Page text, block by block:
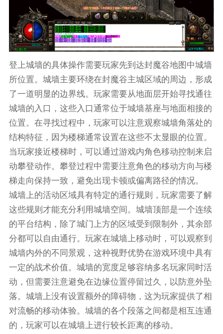
登上城墙的具体操作需要玩家先到达封魔谷地图中城墙
所位置。城墙主要环绕在封魔谷主城区域的周边，形成
了一道明显的边界线。玩家需要从地面层开始寻找通往
城墙的入口，这些入口通常位于城墙基座与地面相接的
位置。在寻找过程中，玩家可以注意观察城墙角落处的
结构特征，因为楼梯通常设置在这些不太显眼的位置。
当玩家接近楼梯时，可以通过游戏内角色移动控制来启
动攀登动作。攀登过程中需要注意角色的移动方向与楼
梯走向保持一致，避免出现卡顿或偏离路径的情况。
城墙上的活动区域具有特定的通行规则，玩家需要了解
这些规则才能充分利用城墙空间。城墙顶部是一个连续
的平台结构，除了城门上方的区域受到限制外，其余部
分都可以自由通行。玩家在城墙上移动时，可以观察到
城墙内外的不同景观，这种视野优势在游戏环境中具有
一定的战术价值。城墙的宽度足够容纳多名玩家同时活
动，但需要注意避免在边缘位置停留过久，以防意外坠
落。城墙上没有设置额外的障碍物，这为玩家提供了相
对流畅的移动体验。城墙的各个段落之间都是相互连通
的，玩家可以在城墙上进行较长距离的移动。